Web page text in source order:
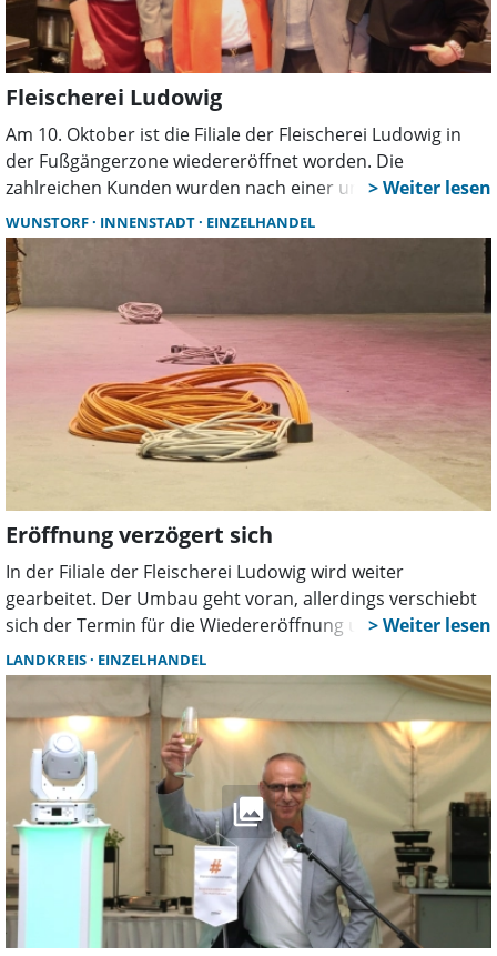
Fleischerei Ludowig
Am 10. Oktober ist die Filiale der Fleischerei Ludowig in
der Fußgängerzone wiedereröffnet worden. Die
zahlreichen Kunden wurden nach einer umfassenden
Neugestaltung willkommen geheißen. Und sie waren
begeistert.
WUNSTORF INNENSTADT EINZELHANDEL
Eröffnung verzögert sich
In der Filiale der Fleischerei Ludowig wird weiter
gearbeitet. Der Umbau geht voran, allerdings verschiebt
sich der Termin für die Wiedereröffnung um zwei
Wochen, wie Inhaber Frank Ludowig mitteilt. Statt am 26.
September soll es nun am 10. Oktober so weit sein.
LANDKREIS EINZELHANDEL